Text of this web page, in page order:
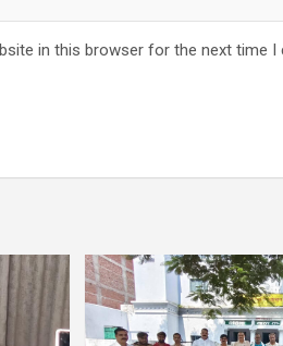
in this browser for the next time I